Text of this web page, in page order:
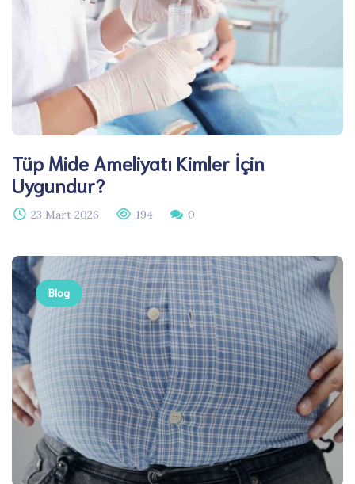
Tüp Mide Ameliyatı Kimler İçin
Uygundur?
23 Mart 2026 194 0
Blog